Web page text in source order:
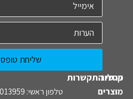
שליחת טופס
קטלוג
מוצרים
פרטי התקשרות
טלפון ראשי: 073-8013959